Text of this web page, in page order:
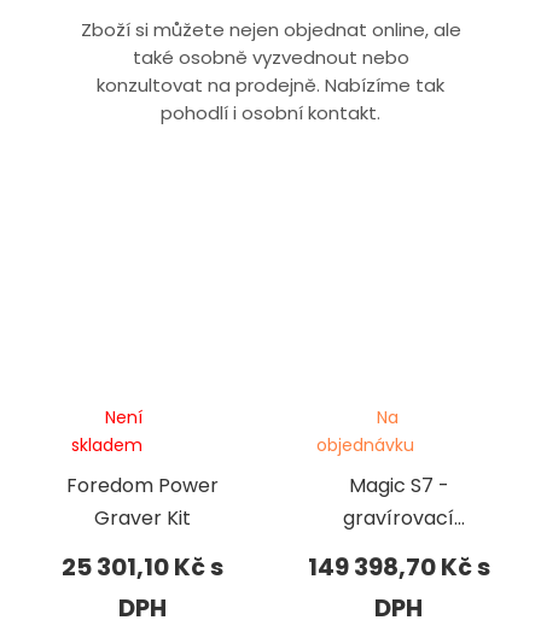
Zboží si můžete nejen objednat online, ale
také osobně vyzvednout nebo
konzultovat na prodejně. Nabízíme tak
pohodlí i osobní kontakt.
Foredom Power
Graver Kit
Není
skladem
25 301,10 Kč
Magic S7 -
gravírovací
frézka
Na
objednávku
149 398,70 Kč